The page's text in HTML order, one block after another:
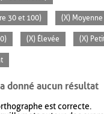
30 et 100) (X) Moyenne
(X) Élevée (X)
donné aucun résultat
est correcte.